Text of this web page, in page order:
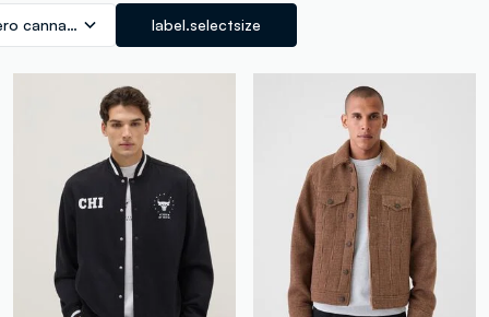
canna di fucile label.selectsize